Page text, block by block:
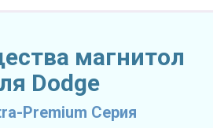
магнитол
Dodge
Premium Серия